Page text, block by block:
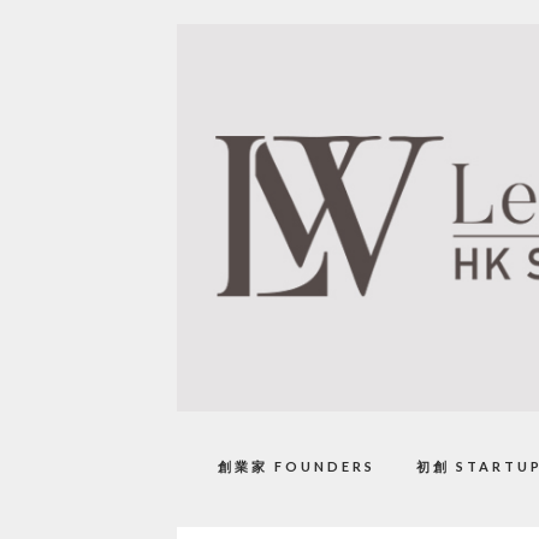
創業家 FOUNDERS 初創